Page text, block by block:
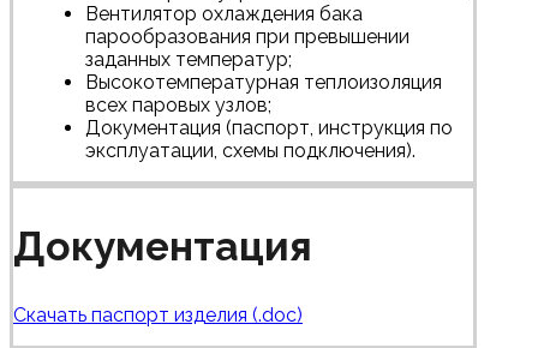
Вентилятор охлаждения бака
парообразования при превышении
заданных температур;
Высокотемпературная теплоизоляция
всех паровых узлов;
Документация (паспорт, инструкция по
эксплуатации, схемы подключения).
Документация
Скачать паспорт изделия (.doc)